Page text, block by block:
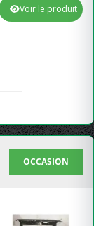
Voir le produit
OCCASION